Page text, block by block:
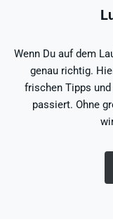
Wenn Du auf dem
genau richtig.
frischen Tipps
passiert. Ohne